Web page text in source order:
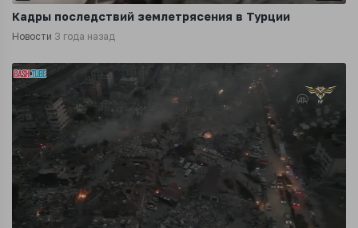
Кадры последствий землетрясения в Турции
Новости 3 года назад